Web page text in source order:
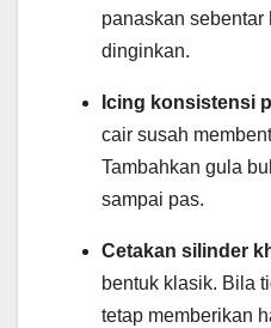
panaskan
dinginkan.
Icing konsistensi
cair susah
Tambahkan gula
sampai pas.
Cetakan silinder
bentuk klasik. Bila
tetap memberikan